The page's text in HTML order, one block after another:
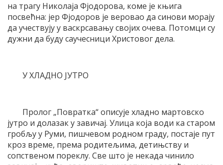
на трагу Николаја Фјодорова, коме је књига
посвећна: јер Фјодоров је веровао да синови морају
да учествују у васкрсавању својих очева. Потомци су
дужни да буду саучесници Христовог дела.
У ХЛАДНО ЈУТРО
Пролог „Повратка“ описује хладно мартовско
јутро и долазак у завичај. Улица која води ка старом
гробљу у Руми, пишчевом родном граду, постаје пут
кроз време, према родитељима, детињству и
сопственом пореклу. Све што је некада чинило